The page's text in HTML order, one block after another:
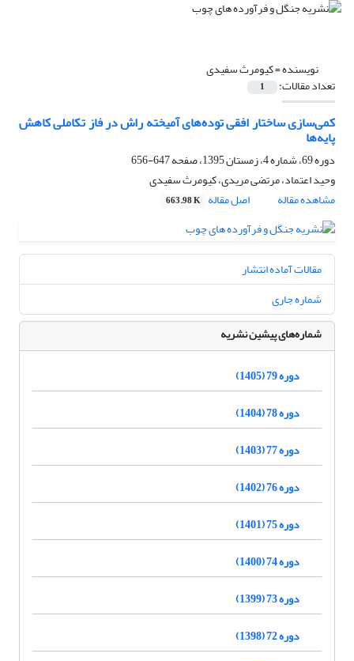
نویسنده =کیومرث سفیدی
تعداد مقالات: 1
کمی‌سازی ساختار افقی توده‌های آمیخته راش در فاز تکاملی کاهش
پایه‌ها
دوره 69، شماره 4، زمستان 1395، صفحه
647-656
وحید اعتماد، مرتضی مریدی، کیومرث سفیدی
مشاهده مقاله
اصل مقاله 663.98 K
مقالات آماده انتشار
شماره جاری
شماره‌های پیشین نشریه
دوره 79 (1405)
دوره 78 (1404)
دوره 77 (1403)
دوره 76 (1402)
دوره 75 (1401)
دوره 74 (1400)
دوره 73 (1399)
دوره 72 (1398)